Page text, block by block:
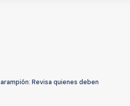
Revisa quienes deben